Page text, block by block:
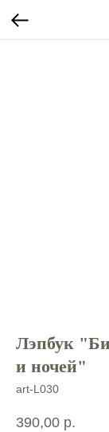
Лэпбук
и ночей"
art-L030
390,00 р.